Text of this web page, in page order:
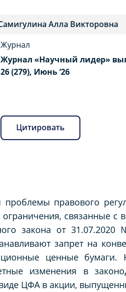
Алла Викторовна
Журнал
Журнал «Научный лидер»
26 (279), Июнь ‘26
Цитировать
проблемы правового
ограничения, связанные
закона от
запрет на
ценные
изменения в
ЦФА в акции,